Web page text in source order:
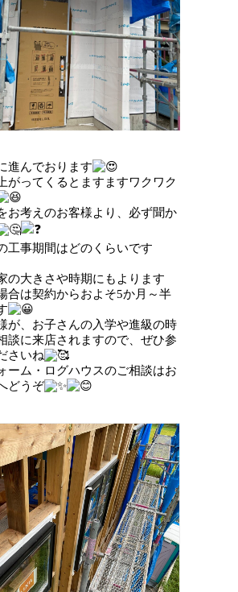
進んでおります
がってくるとますますワクワク
お考えのお客様より、必ず聞か
工事期間はどのくらいです
の大きさや時期にもよります
合は契約からおよそ5か月～半
が、お子さんの入学や進級の時
談に来店されますので、ぜひ参
さいね
ーム・ログハウスのご相談はお
どうぞ